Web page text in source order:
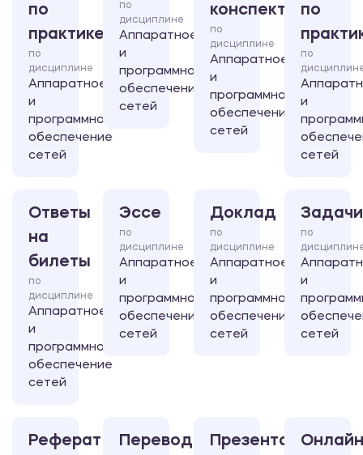
по
практике
по
дисциплине
Аппаратное
и
программное
обеспечение
сетей
по
дисциплине
Аппаратное
и
программное
обеспечение
сетей
конспект
по
дисциплине
Аппаратное
и
программное
обеспечение
сетей
по
по
и
сетей
Ответы
на
билеты
по
дисциплине
Аппаратное
и
программное
обеспечение
сетей
Эссе
по
дисциплине
Аппаратное
и
программное
обеспечение
сетей
Доклад
по
дисциплине
Аппаратное
и
программное
обеспечение
сетей
Задачи
по
и
сетей
Реферат Перевод Презентация